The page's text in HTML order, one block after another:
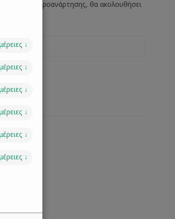
της προανάρτησης, θα ακολουθήσει
↓
↓
↓
↓
↓
↓